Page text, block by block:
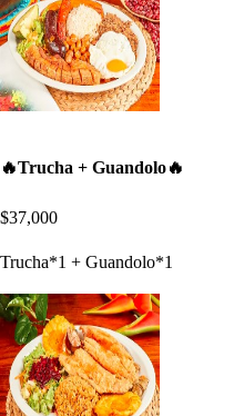
🔥Trucha + Guandolo🔥
$37,000
Trucha*1 + Guandolo*1